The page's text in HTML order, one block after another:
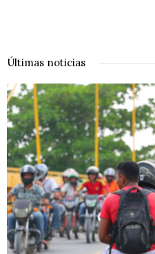
Últimas noticias